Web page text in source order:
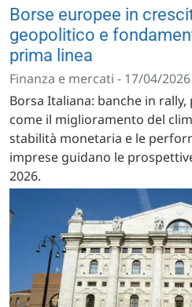
Borse europee in
geopolitico e
prima linea
Finanza e mercati - 17/04/
Borsa Italiana: banche in
come il miglioramento del
stabilità monetaria e le
imprese guidano le
2026.